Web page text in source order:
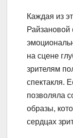
Каждая из
Райзановой
на сцене
зрителям
спектакля.
позволяла
образы,
сердцах